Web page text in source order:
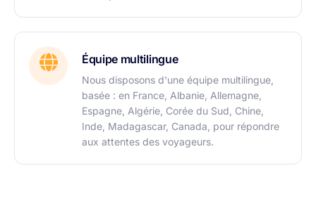
Équipe multilingue
Nous disposons d'une équipe multilingue,
basée : en France, Albanie, Allemagne,
Espagne, Algérie, Corée du Sud, Chine,
Inde, Madagascar, Canada, pour répondre
aux attentes des voyageurs.